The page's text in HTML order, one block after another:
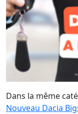
Dans la même
Nouveau Dacia